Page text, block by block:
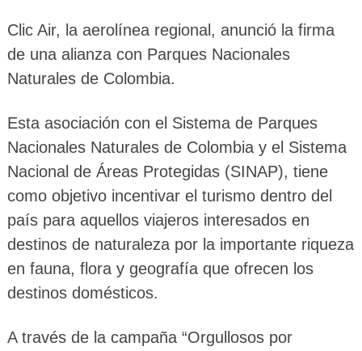
Clic Air, la aerolínea regional, anunció la firma
de una alianza con Parques Nacionales
Naturales de Colombia.
Esta asociación con el Sistema de Parques
Nacionales Naturales de Colombia y el Sistema
Nacional de Áreas Protegidas (SINAP), tiene
como objetivo incentivar el turismo dentro del
país para aquellos viajeros interesados en
destinos de naturaleza por la importante riqueza
en fauna, flora y geografía que ofrecen los
destinos domésticos.
A través de la campaña “Orgullosos por